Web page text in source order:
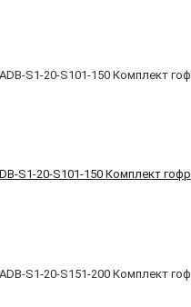
S1-20-S101-150 Комплект гофр